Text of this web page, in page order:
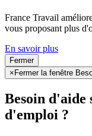
France Travail
vous proposant plus
En savoir plus
Fermer
× Fermer la fenêtre
Besoin d'aide
d'emploi ?